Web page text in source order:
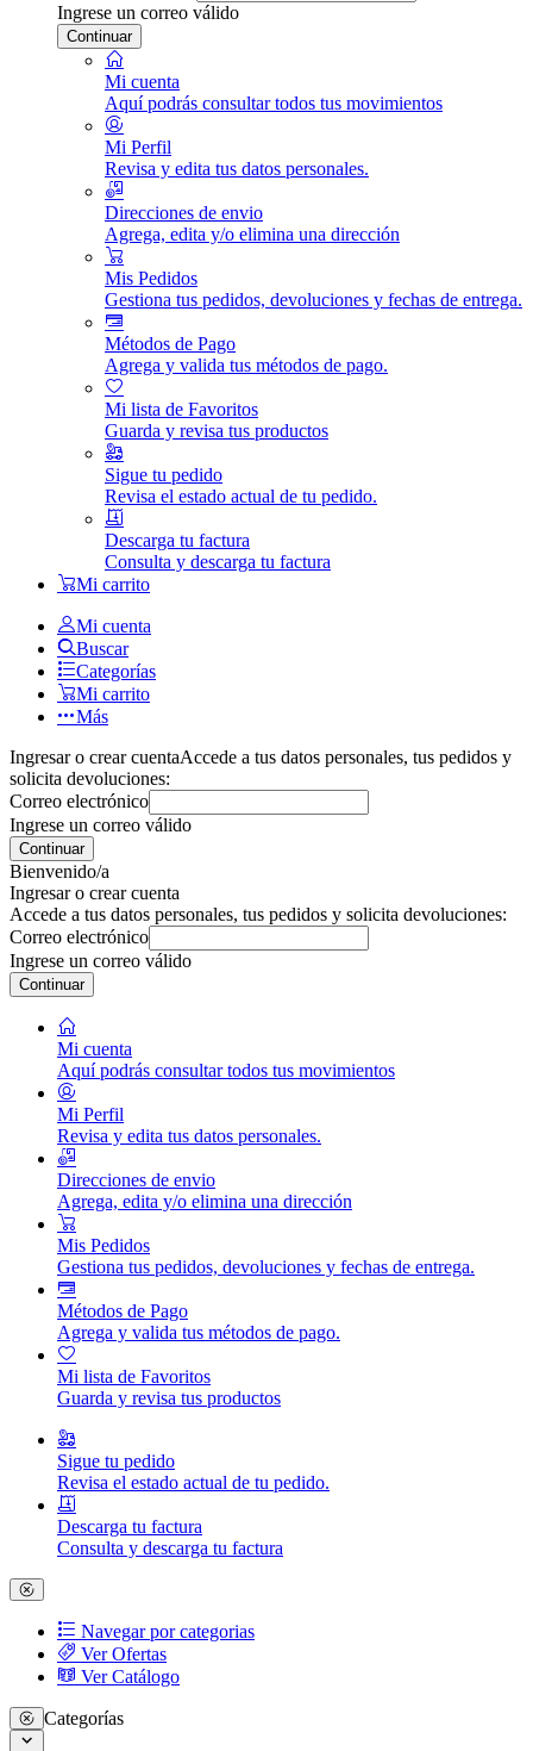
Ingrese un correo válido
Continuar
Mi cuenta
Aquí podrás consultar todos tus movimientos
Mi Perfil
Revisa y edita tus datos personales.
Direcciones de envio
Agrega, edita y/o elimina una dirección
Mis Pedidos
Gestiona tus pedidos, devoluciones y fechas de entrega.
Métodos de Pago
Agrega y valida tus métodos de pago.
Mi lista de Favoritos
Guarda y revisa tus productos
Sigue tu pedido
Revisa el estado actual de tu pedido.
Descarga tu factura
Consulta y descarga tu factura
Mi carrito
Mi cuenta
Buscar
Categorías
Mi carrito
Más
Ingresar o crear cuentaAccede a tus datos personales, tus pedidos y
solicita devoluciones:
Correo electrónico
Ingrese un correo válido
Continuar
Bienvenido/a
Ingresar o crear cuenta
Accede a tus datos personales, tus pedidos y solicita devoluciones:
Correo electrónico
Ingrese un correo válido
Continuar
Mi cuenta
Aquí podrás consultar todos tus movimientos
Mi Perfil
Revisa y edita tus datos personales.
Direcciones de envio
Agrega, edita y/o elimina una dirección
Mis Pedidos
Gestiona tus pedidos, devoluciones y fechas de entrega.
Métodos de Pago
Agrega y valida tus métodos de pago.
Mi lista de Favoritos
Guarda y revisa tus productos
Sigue tu pedido
Revisa el estado actual de tu pedido.
Descarga tu factura
Consulta y descarga tu factura
Navegar por categorias
Ver Ofertas
Ver Catálogo
Categorías